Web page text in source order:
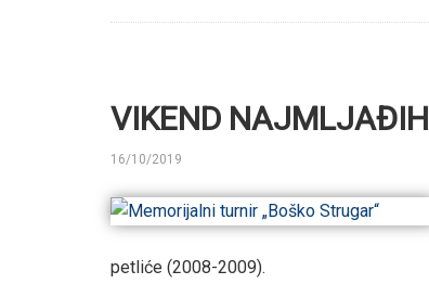
VIKEND NAJMLJAĐIH
16/10/2019
petliće (2008-2009).